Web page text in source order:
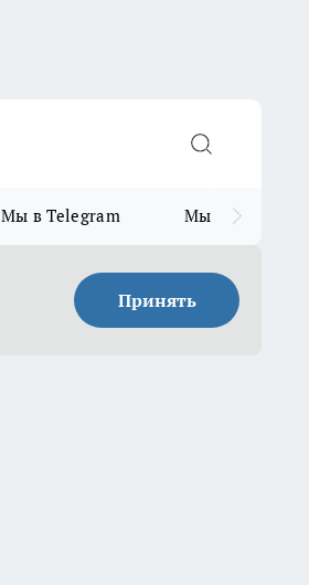
Мы в Telegram Мы в MAX
Принять